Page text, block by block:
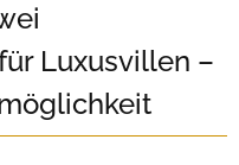
Luxusvillen –